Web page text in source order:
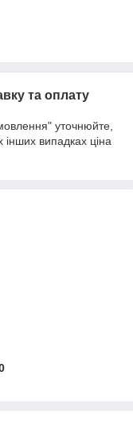
та оплату
уточнюйте,
інших випадках ціна